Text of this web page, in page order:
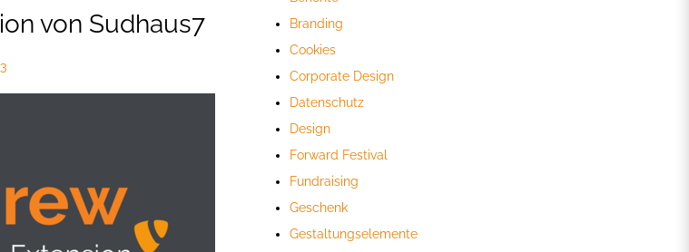
von Sudhaus7
Branding
Cookies
Corporate Design
Datenschutz
Design
Forward Festival
Fundraising
Geschenk
Gestaltungselemente